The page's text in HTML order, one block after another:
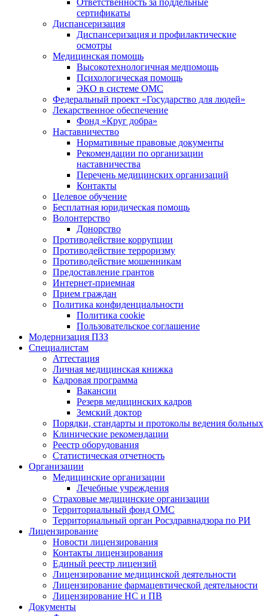
сертификаты
Диспансеризация
Диспансеризация и профилактические
осмотры
Медицинская помощь
Высокотехнологичная медпомощь
Психологическая помощь
ЭКО в системе ОМС
Федеральный проект «Государство для людей»
Лекарственное обеспечение
Фонд «Круг добра»
Наставничество
Нормативные правовые документы
Рекомендации по организации
наставничества
Перечень медицинских организаций
Контакты
Целевое обучение
Бесплатная юридическая помощь
Волонтерство
Донорство
Противодействие коррупции
Противодействие терроризму
Противодействие мошенникам
Предоставление грантов
Интернет-приемная
Прием граждан
Политика конфиденциальности
Политика cookie
Пользовательское соглашение
Модернизация ПЗЗ
Специалистам
Аттестация
Личная медицинская книжка
Кадровая программа
Вакансии
Резерв медицинских кадров
Земский доктор
Порядки, стандарты и протоколы ведения больных
Клинические рекомендации
Реестр оборудования
Статистическая отчетность
Организации
Медицинские организации
Лечебные учреждения
Страховые медицинские организации
Территориальный фонд ОМС
Территориальный орган Росздравнадзора по РИ
Лицензирование
Новости лицензирования
Контакты лицензирования
Единый реестр лицензий
Лицензирование медицинской деятельности
Лицензирование фармацевтической деятельности
Лицензирование НС и ПВ
Документы